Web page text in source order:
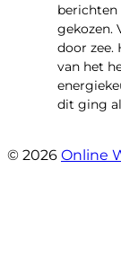
berichten
gekozen.
door zee.
van het
dit ging
© 2026 Online